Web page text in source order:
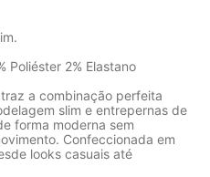
Poliéster 2% Elastano
a combinação perfeita
slim e entrepernas de
forma moderna sem
Confeccionada em
looks casuais até